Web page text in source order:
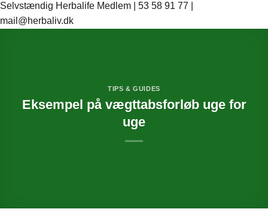
Selvstændig Herbalife Medlem | 53 58 91 77 |
mail@herbaliv.dk
TIPS & GUIDES
Eksempel på vægttabsforløb uge for
uge